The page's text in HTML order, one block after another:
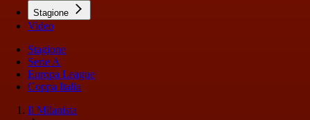
Stagione
Video
Stagione
Serie A
Europa League
Coppa Italia
Il Milanista